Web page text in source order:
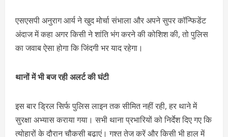
एसएसपी अनुराग आर्य ने खुद मोर्चा संभाला और अपने सुपर कॉन्फिडेंट
अंदाज में कहा अगर किसी ने शांति भंग करने की कोशिश की, तो पुलिस
का जवाब ऐसा होगा कि जिंदगी भर याद रहेगा।
थानों में भी बज रही अलर्ट की घंटी
इस बार ड्रिल सिर्फ पुलिस लाइन तक सीमित नहीं रही, हर थाने में
सुरक्षा अभ्यास कराया गया। सभी थाना प्रभारियों को निर्देश दिए गए कि
त्योहारों के दौरान चौकसी बढ़ाएं। गश्त तेज करें और किसी भी हाल में